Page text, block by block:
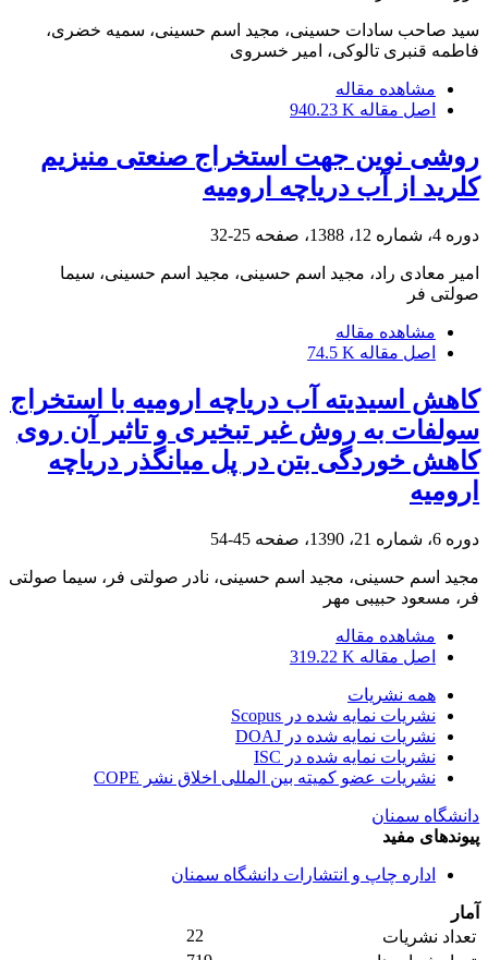
سید صاحب سادات حسینی، مجید اسم حسینی، سمیه خضری،
فاطمه قنبری تالوکی، امیر خسروی
مشاهده مقاله
اصل مقاله 940.23 K
روشی نوین جهت استخراج صنعتی منیزیم
کلرید از آب دریاچه ارومیه
دوره 4، شماره 12، 1388، صفحه 25-32
امیر معادی راد، مجید اسم حسینی، مجید اسم حسینی، سیما
صولتی فر
مشاهده مقاله
اصل مقاله 74.5 K
کاهش اسیدیته آب دریاچه ارومیه با استخراج
سولفات به روش غیر تبخیری و تاثیر آن روی
کاهش خوردگی بتن در پل میانگذر دریاچه
ارومیه
دوره 6، شماره 21، 1390، صفحه 45-54
مجید اسم حسینی، مجید اسم حسینی، نادر صولتی فر، سیما صولتی
فر، مسعود حبیبی مهر
مشاهده مقاله
اصل مقاله 319.22 K
همه نشریات
نشریات نمایه شده در Scopus
نشریات نمایه شده در DOAJ
نشریات نمایه شده در ISC
نشریات عضو کمیته بین المللی اخلاق نشر COPE
دانشگاه سمنان
پیوندهای مفید
اداره چاپ و انتشارات دانشگاه سمنان
آمار
تعداد نشریات
22